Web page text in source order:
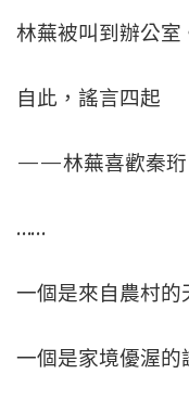
林蕪被叫到辦公室
自此，謠言四起
——林蕪喜歡秦珩
……
一個是來自農村的
一個是家境優渥的